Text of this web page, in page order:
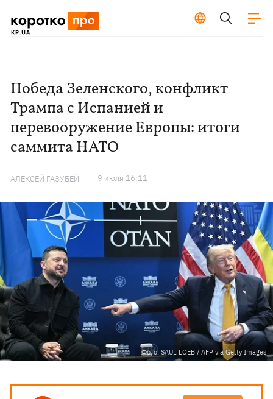
Победа Зеленского, конфликт
Трампа с Испанией и
перевооружение Европы: итоги
саммита НАТО
АЛЕКСЕЙ ГАЗУБЕЙ 9 июля 16:11
Фото: SAUL LOEB / AFP via Getty Images